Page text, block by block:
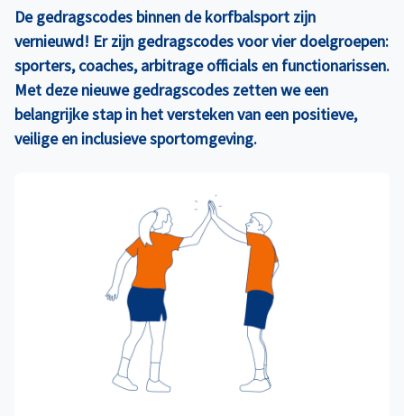
De gedragscodes binnen de korfbalsport zijn
vernieuwd! Er zijn gedragscodes voor vier doelgroepen:
sporters, coaches, arbitrage officials en functionarissen.
Met deze nieuwe gedragscodes zetten we een
belangrijke stap in het versteken van een positieve,
veilige en inclusieve sportomgeving.